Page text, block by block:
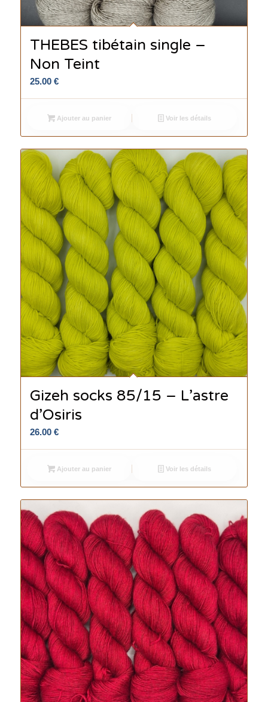
THEBES tibétain single –
Non Teint
25.00 €
Ajouter au panier Voir les détails
Gizeh socks 85/15 – L’astre
d’Osiris
26.00 €
Ajouter au panier Voir les détails